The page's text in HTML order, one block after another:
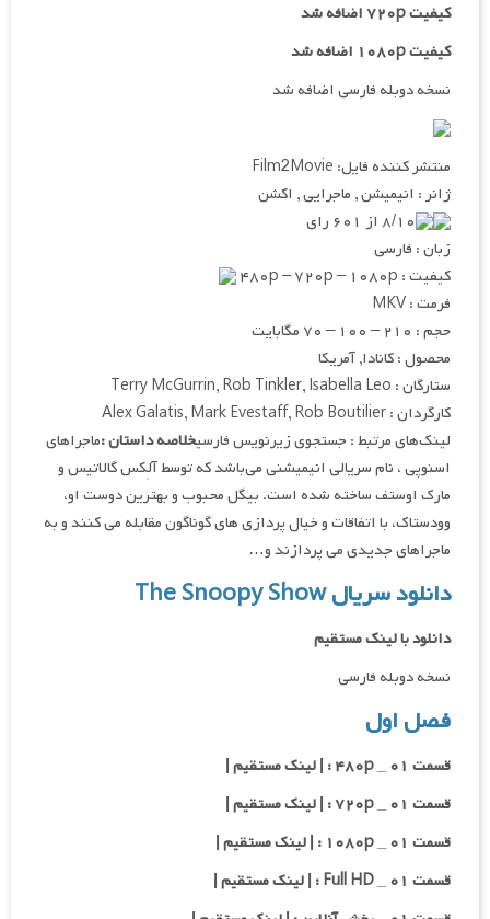
کیفیت ۷۲۰p
اضافه شد
کیفیت ۱۰۸۰p اضافه شد
نسخه دوبله فارسی اضافه شد
منتشر کننده فایل: Film2Movie
ژانر : انیمیشن , ماجرایی , اکشن
۸/۱۰ از ۶۰۱ رای
زبان : فارسی
کیفیت : ۴۸۰p – ۷۲۰p – ۱۰۸۰p
فرمت : MKV
حجم : ۲۱۰ – ۱۰۰ – ۷۰ مگابایت
محصول : کانادا, آمریکا
ستارگان : Terry McGurrin, Rob Tinkler, Isabella Leo
کارگردان : Alex Galatis, Mark Evestaff, Rob Boutilier
لینک‌های مرتبط : جستجوی زیرنویس فارسیخلاصه داستان :ماجراهای
اسنوپی ، نام سریالی انیمیشنی می‌باشد که توسط آلِکس گالاتیس و
مارک اوستف ساخته شده است. بیگل محبوب و بهترین دوست او،
وودستاک، با اتفاقات و خیال پردازی های گوناگون مقابله می کنند و به
ماجراهای جدیدی می پردازند و…
دانلود سریال The Snoopy Show
دانلود با لینک مستقیم
نسخه دوبله فارسی
فصل اول
قسمت ۰۱ _ ۴۸۰p : | لینک مستقیم |
قسمت ۰۱ _ ۷۲۰p : | لینک مستقیم |
قسمت ۰۱ _ ۱۰۸۰p : | لینک مستقیم |
قسمت ۰۱ _ Full HD : | لینک مستقیم |